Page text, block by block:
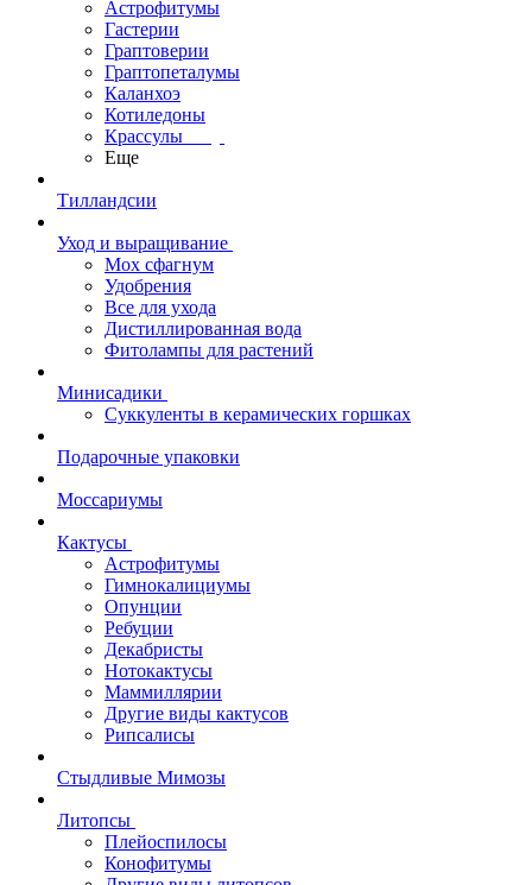
Астрофитумы
Гастерии
Граптоверии
Граптопеталумы
Каланхоэ
Котиледоны
Крассулы
Еще
Тилландсии
Уход и выращивание
Мох сфагнум
Удобрения
Все для ухода
Дистиллированная вода
Фитолампы для растений
Минисадики
Суккуленты в керамических горшках
Подарочные упаковки
Моссариумы
Кактусы
Астрофитумы
Гимнокалициумы
Опунции
Ребуции
Декабристы
Нотокактусы
Маммиллярии
Другие виды кактусов
Рипсалисы
Стыдливые Мимозы
Литопсы
Плейоспилосы
Конофитумы